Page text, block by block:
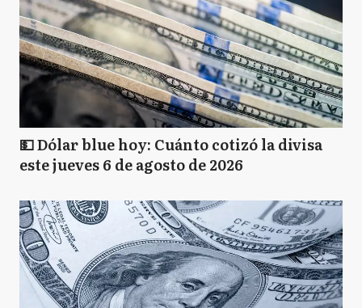
💵 Dólar blue hoy: Cuánto cotizó la divisa
este jueves 6 de agosto de 2026